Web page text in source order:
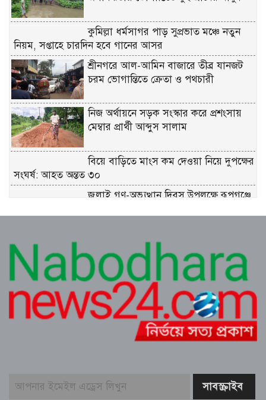
কুমিল্লা ধর্মসাগর পাড় সুপ্রভাত মঞ্চে নতুন
নিয়ম, সপ্তাহে চারদিন হবে গানের আসর
শ্রীনগরে আল-আমিন বাজারে তীব্র যানজট
চরম ভোগান্তিতে ক্রেতা ও পথচারী
নিজ অর্থায়নে সড়ক সংস্কার করে প্রশংসায়
মেম্বার প্রার্থী আব্দুস সালাম
বিয়ে বাড়িতে মাংস কম দেওয়া নিয়ে দুপক্ষের
সংঘর্ষ: আহত অন্তত ৩০ ​
জুলাই গণ-অভ্যুত্থান দিবস উপলক্ষে রূপগঞ্জে
প্রতিদিনই ইতিহাস লিখছে কুমিল্লার সুপ্রভাত
মঞ্চ
ত্রিশালে পরিচ্ছন্নতা সচেতনতায় ‘ক্লিন ত্রিশাল-
ক্লিন ময়মনসিংহ’ ক্যাম্পেইন
কুমিল্লায় সোহান হত্যা মামলায় বৃদ্ধ মিজানুর
রহমানের যাবজ্জীবন কারাদণ্ড।। ছেলে
জুলাই গণঅভ্যুত্থান উপলক্ষে ত্রিশালে আহত
যোদ্ধা ও নিহত পরিবারের সংবর্ধনা